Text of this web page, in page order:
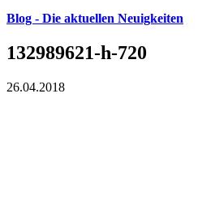
Blog - Die aktuellen Neuigkeiten
132989621-h-720
26.04.2018